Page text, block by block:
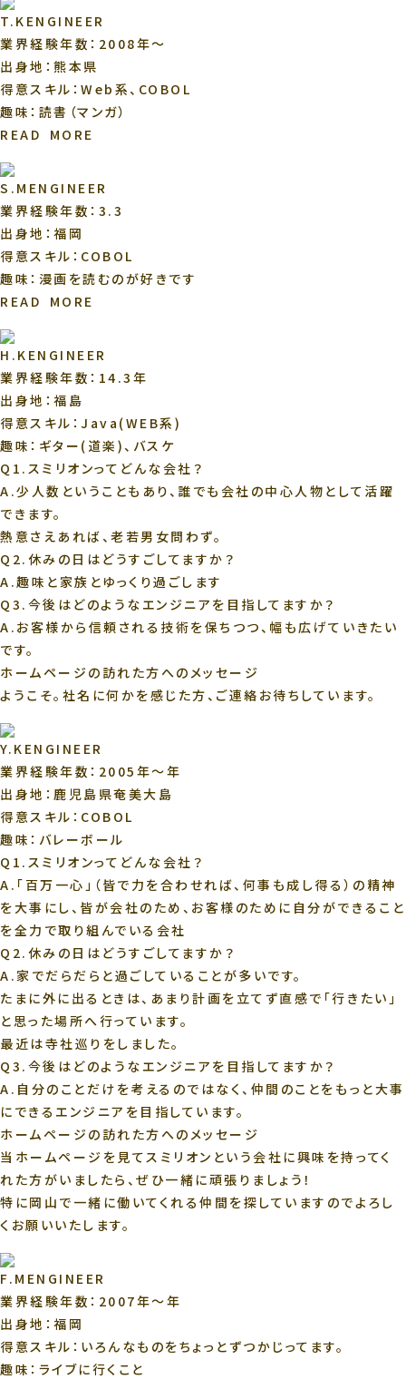
T.K ENGINEER
業界経験年数：2008年～
出身地：熊本県
得意スキル：Web系、COBOL
趣味：読書（マンガ）
READ MORE
S.M ENGINEER
業界経験年数：3.3
出身地：福岡
得意スキル：COBOL
趣味：漫画を読むのが好きです
READ MORE
H.K ENGINEER
業界経験年数：14.3年
出身地：福島
得意スキル：Java(WEB系)
趣味：ギター(道楽)、バスケ
Q1.スミリオンってどんな会社？
A.少人数ということもあり、誰でも会社の中心人物として活躍
できます。
熱意さえあれば、老若男女問わず。
Q2.休みの日はどうすごしてますか？
A.趣味と家族とゆっくり過ごします
Q3.今後はどのようなエンジニアを目指してますか？
A. お客様から信頼される技術を保ちつつ、幅も広げていきたい
です。
ホームページの訪れた方へのメッセージ
ようこそ。社名に何かを感じた方、ご連絡お待ちしています。
Y.K ENGINEER
業界経験年数：2005年～年
出身地：鹿児島県奄美大島
得意スキル：COBOL
趣味：バレーボール
Q1.スミリオンってどんな会社？
A. 「百万一心」（皆で力を合わせれば、何事も成し得る）の精神
を大事にし、皆が会社のため、お客様のために自分ができること
を全力で取り組んでいる会社
Q2.休みの日はどうすごしてますか？
A.家でだらだらと過ごしていることが多いです。
たまに外に出るときは、あまり計画を立てず直感で「行きたい」
と思った場所へ行っています。
最近は寺社巡りをしました。
Q3.今後はどのようなエンジニアを目指してますか？
A. 自分のことだけを考えるのではなく、仲間のことをもっと大事
にできるエンジニアを目指しています。
ホームページの訪れた方へのメッセージ
当ホームページを見てスミリオンという会社に興味を持ってく
れた方がいましたら、ぜひ一緒に頑張りましょう！
特に岡山で一緒に働いてくれる仲間を探していますのでよろし
くお願いいたします。
F.M ENGINEER
業界経験年数：2007年～年
出身地：福岡
得意スキル：いろんなものをちょっとずつかじってます。
趣味：ライブに行くこと